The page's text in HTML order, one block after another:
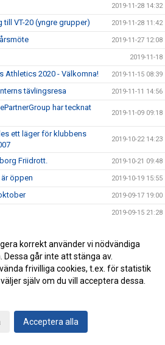
2019-11-28 14:32
VT-20 (yngre grupper) 2019-11-28 11:42
2019-11-27 12:08
2019-11-18
Athletics 2020 - Välkomna! 2019-11-15 08:39
tävlingsresa 2019-11-11 14:56
har tecknat
2019-11-09 09:18
ett läger för klubbens
2019-10-22 14:23
Friidrott. 2019-10-21 09:48
öppen 2019-10-19 15:55
2019-09-17 19:00
2019-09-15 21:28
Utomhus
till SM-medalj 2019-09-02 09:39
- lycka till!
korrekt använder vi nödvändiga
går inte att stänga av.
frivilliga cookies, t.ex. för statistik
själv om du vill acceptera dessa.
Acceptera alla